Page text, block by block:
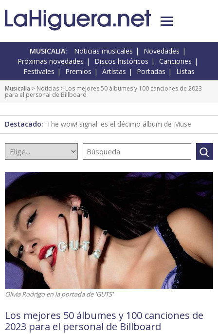
MUSICALIA: Noticias musicales
Novedades
Próximas novedades
Discos históricos
Canciones
Festivales
Premios Artistas Portadas Listas
Musicalia > Noticias > Los mejores 50 álbumes y 100 canciones de 2023
para el personal de Billboard
Destacado: 'The wow! signal' es el décimo álbum de Muse
Olivia Rodrigo en la portada de 'GUTS'
Los mejores 50 álbumes y 100 canciones de
2023 para el personal de Billboard